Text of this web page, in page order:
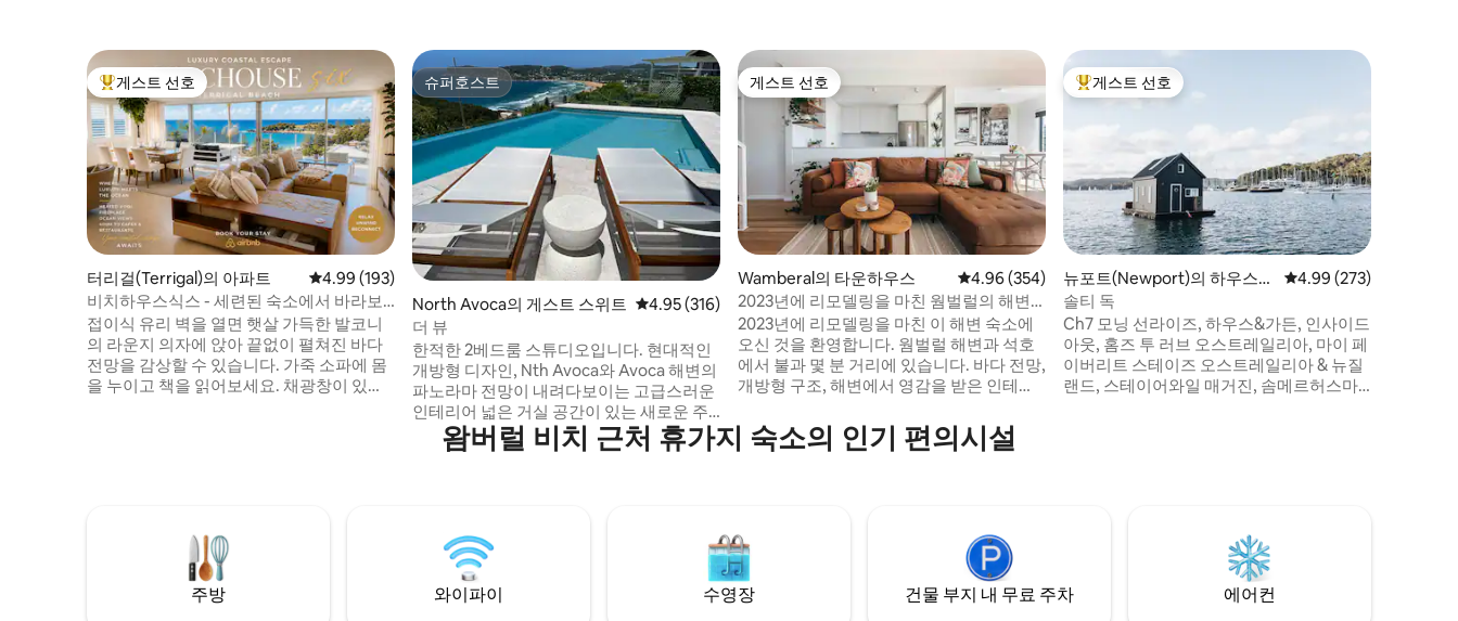
상위 게스트 선호
게스트 선호
터리걸(Terrigal)의 아파트 평점 4.99점(5점 만점), 후기 193개
4.99 (193)
비치하우스식스 - 세련된 숙소에서 바라보
는 멋진 바다 전망
접이식 유리 벽을 열면 햇살 가득한 발코니
의 라운지 의자에 앉아 끝없이 펼쳐진 바다
전망을 감상할 수 있습니다. 가죽 소파에 몸
을 누이고 책을 읽어보세요. 채광창이 있는
지 도보로 400미터. 넓은 마스터 침실에는
대형 욕실, 워크인 로브, 덕트형 에어컨이 있
컨도 제공합니다. 전용 안뜰과 플런지 풀이
슈퍼호스트
슈퍼호스트
North Avoca의 게스트 스위트 평점 4.95점(5점 만점), 후기 316개
4.95 (316)
더 뷰
한적한 2베드룸 스튜디오입니다. 현대적인
개방형 디자인, Nth Avoca와 Avoca 해변의
파노라마 전망이 내려다보이는 고급스러운
인테리어 넓은 거실 공간이 있는 새로운 주
방은 지붕이 있는 넓은 바비큐 파티오로 연
결됩니다. 샤워부스가 있는 고급 욕실 대형
Terrigal 해변까지 짧은 도보 거리 도시 목록
(Urban List) 의 '센트럴 코스트 (Central
Coast)' 의 꿈같은 숙소 10곳이 있습니다.
게스트 선호
게스트 선호
Wamberal의 타운하우스 평점 4.96점(5점 만점), 후기 354개
4.96 (354)
2023년에 리모델링을 마친 웜벌럴의 해변
휴양지
2023년에 리모델링을 마친 이 해변 숙소에
오신 것을 환영합니다. 웜벌럴 해변과 석호
에서 불과 몇 분 거리에 있습니다. 바다 전망,
개방형 구조, 해변에서 영감을 받은 인테리
공간입니다. 거실 공간은 넓은 데크로 연결
되어 있어 모닝 커피, 석양의 음료, 바비큐를
럴 코스트의 모든 것을 둘러보기에 완벽한
위치에 있습니다. 등록번호 PID-STRA-9781
상위 게스트 선호
게스트 선호
뉴포트(Newport)의 하우스보
트
평점 4.99점(5점 만점),
4.99 (273)
솔티 독
Ch7 모닝 선라이즈, 하우스&가든, 인사이드
아웃, 홈즈 투 러브 오스트레일리아, 마이 페
이버리트 스테이즈 오스트레일리아 & 뉴질
랜드, 스테이어와일 매거진, 솜메르허스마
고의 대자연과 다시 연결할 수 있는 2인용 나
왐버럴 비치 근처 휴가지 숙소의 인기 편의시설
주방 와이파이 수영장 건물 부지 내 무료 주차 에어컨